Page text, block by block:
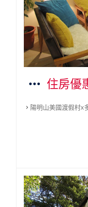
住房優
陽明山美國渡假村x